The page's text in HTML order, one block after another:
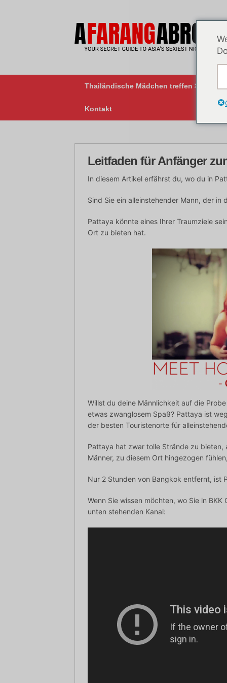
Thailändische Mädchen treffen
Kontakt
Leitfaden für Anfänger
In diesem Artikel erfährst du, wo du in
Sind Sie ein alleinstehender Mann, der in
Pattaya könnte eines Ihrer Traumziele
Ort zu bieten hat.
Willst du deine Männlichkeit auf die
etwas zwanglosem Spaß? Pattaya ist
der besten Touristenorte für
Pattaya hat zwar tolle Strände zu
Männer, zu diesem Ort hingezogen
Nur 2 Stunden von Bangkok entfernt, ist
Wenn Sie wissen möchten, wo Sie in
unten stehenden Kanal: